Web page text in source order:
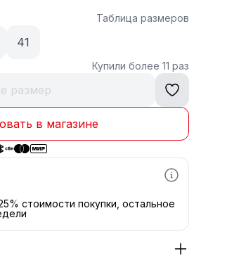
Таблица размеров
41
Купили более 11 раз
размер
в магазине
стоимости покупки, остальное